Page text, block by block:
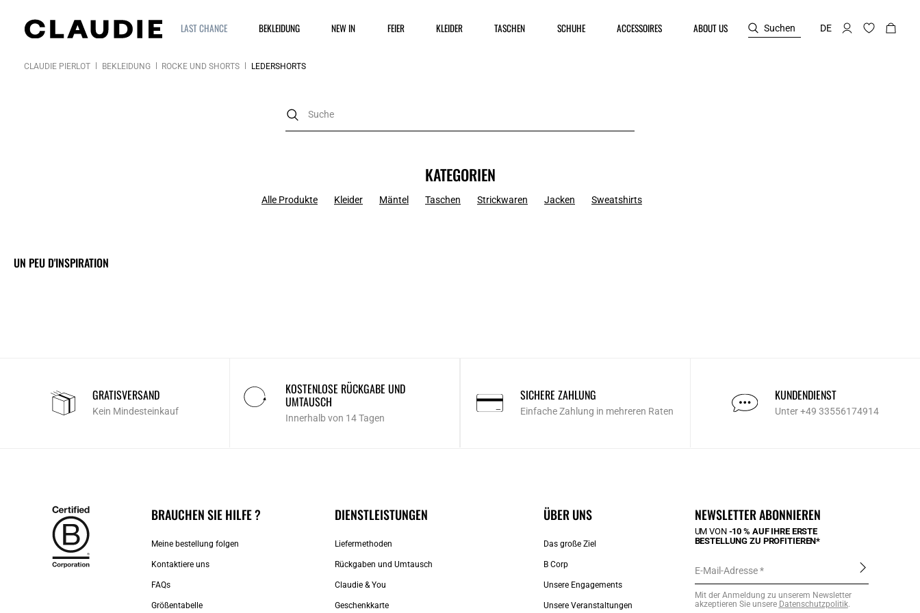
LAST CHANCE BEKLEIDUNG NEW IN FEIER KLEIDER TASCHEN SCHUHE ACCESSOIRES ABOUT US Suchen DE
CLAUDIE PIERLOT BEKLEIDUNG RÖCKE UND SHORTS LEDERSHORTS
KATEGORIEN
Alle Produkte Kleider Mäntel Taschen Strickwaren Jacken Sweatshirts
UN PEU D'INSPIRATION
GRATISVERSAND
Kein Mindesteinkauf
KOSTENLOSE RÜCKGABE UND
UMTAUSCH
Innerhalb von 14 Tagen
SICHERE ZAHLUNG
Einfache Zahlung in mehreren Raten
KUNDENDIENST
Unter +49 33556174914
BRAUCHEN SIE HILFE ?
Meine bestellung folgen
Kontaktiere uns​
FAQs
Größentabelle
DIENSTLEISTUNGEN
Liefermethoden
Rückgaben und Umtausch
Claudie & You
Geschenkkarte
ÜBER UNS
Das große Ziel
B Corp
Unsere Engagements
Unsere Veranstaltungen
NEWSLETTER ABONNIEREN
UM VON -10 % AUF IHRE ERSTE
BESTELLUNG ZU PROFITIEREN*
E-Mail-Adresse
Mit der Anmeldung zu unserem Newsletter
akzeptieren Sie unsere Datenschutzpolitik.